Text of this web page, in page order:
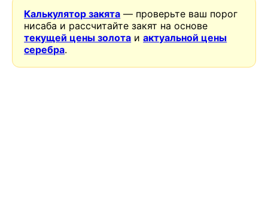
Калькулятор закята — проверьте ваш порог
нисаба и рассчитайте закят на основе
текущей цены золота иактуальной цены
серебра.